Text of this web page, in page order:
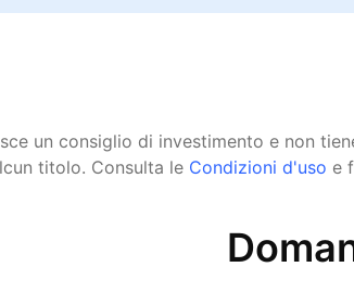
un consiglio di investimento e non
titolo. Consulta le Condizioni d'uso e